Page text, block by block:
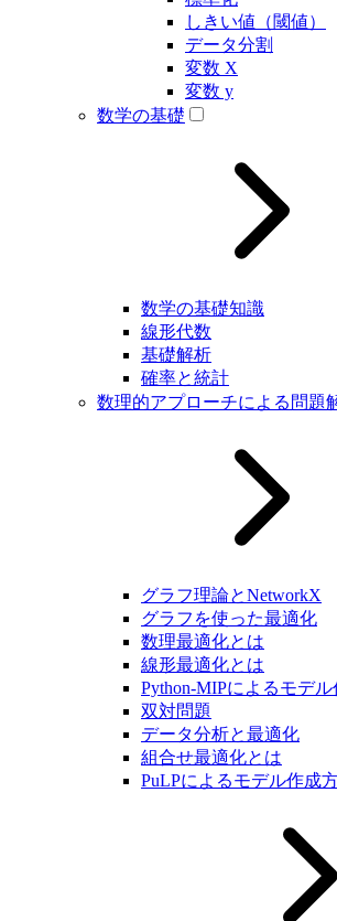
しきい値（閾値）
データ分割
変数 X
変数 y
数学の基礎
数学の基礎知識
線形代数
基礎解析
確率と統計
数理的アプローチによる問題
グラフ理論とNetworkX
グラフを使った最適化
数理最適化とは
線形最適化とは
Python-MIPによるモデ
双対問題
データ分析と最適化
組合せ最適化とは
PuLPによるモデル作成